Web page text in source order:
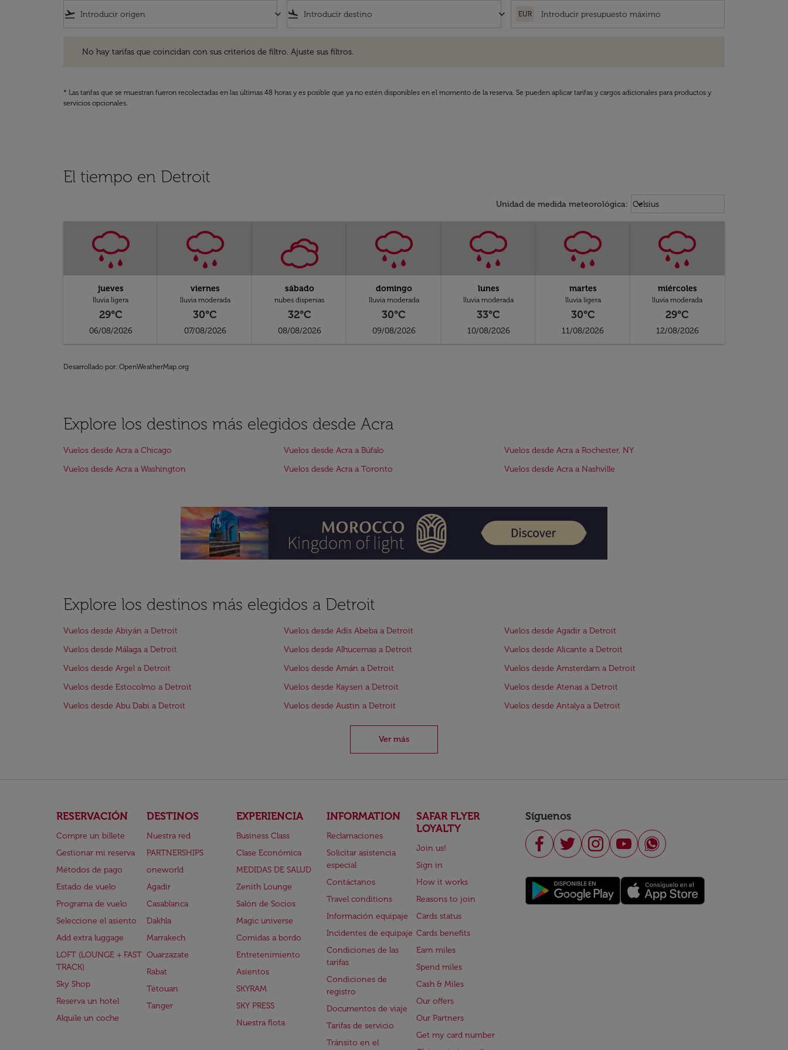
flight_takeoff keyboard_arrow_down flight_land keyboard_arrow_down EUR
No hay tarifas que coincidan con sus criterios de filtro. Ajuste sus filtros.
* Las tarifas que se muestran fueron recolectadas en las últimas 48 horas y es posible que ya no estén disponibles en el momento de la reserva. Se pueden aplicar tarifas y cargos adicionales para productos y
servicios opcionales.
El tiempo en Detroit
Unidad de medida meteorológica: Weather unit option Celsius
Celsius
keyboard_arrow_down
jueves
lluvia ligera
29°C
06/08/2026
viernes
lluvia moderada
30°C
07/08/2026
sábado
nubes dispersas
32°C
08/08/2026
domingo
lluvia moderada
30°C
09/08/2026
lunes
lluvia moderada
33°C
10/08/2026
martes
lluvia ligera
30°C
11/08/2026
miércoles
lluvia moderada
29°C
12/08/2026
Desarrollado por: OpenWeatherMap.org
Explore los destinos más elegidos desde Acra
Vuelos desde Acra a Chicago Vuelos desde Acra a Búfalo
Vuelos desde Acra a Rochester, NY
Vuelos desde Acra a Washington
Vuelos desde Acra a Toronto Vuelos desde Acra a Nashville
Explore los destinos más elegidos a Detroit
Vuelos desde Abiyán a Detroit Vuelos desde Adís Abeba a Detroit
Vuelos desde Agadir a Detroit
Vuelos desde Málaga a Detroit
Vuelos desde Alhucemas a Detroit
Vuelos desde Alicante a Detroit
Vuelos desde Argel a Detroit
Vuelos desde Amán a Detroit
Vuelos desde Amsterdam a Detroit
Vuelos desde Estocolmo a Detroit
Vuelos desde Kayseri a Detroit
Vuelos desde Atenas a Detroit
Vuelos desde Abu Dabi a Detroit
Vuelos desde Austin a Detroit Vuelos desde Antalya a Detroit
Ver más
RESERVACIÓN
Compre un billete
Gestionar mi reserva
Métodos de pago
Estado de vuelo
Programa de vuelo
Seleccione el asiento
Add extra luggage
LOFT (LOUNGE + FAST
TRACK)
Sky Shop
Reserva un hotel
Alquile un coche
DESTINOS
Nuestra red
PARTNERSHIPS
oneworld
Agadir
Casablanca
Dakhla
Marrakech
Ouarzazate
Rabat
Tétouan
Tanger
EXPERIENCIA
Business Class
Clase Económica
MEDIDAS DE SALUD
Zenith Lounge
Salón de Socios
Magic universe
Comidas a bordo
Entretenimiento
Asientos
SKYRAM
SKY PRESS
Nuestra flota
INFORMATION
Reclamaciones
Solicitar asistencia
especial
Contáctanos
Travel conditions
Información equipaje
Incidentes de equipaje
Condiciones de las
tarifas
Condiciones de
registro
Documentos de viaje
Tarifas de servicio
Tránsito en el
SAFAR FLYER
LOYALTY
Join us!
Sign in
How it works
Reasons to join
Cards status
Cards benefits
Earn miles
Spend miles
Cash & Miles
Our offers
Our Partners
Get my card number
Síguenos